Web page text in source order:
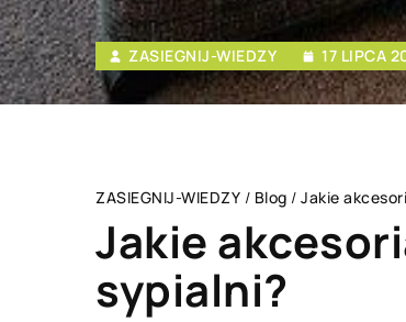
ZASIEGNIJ-WIEDZY 17 LIPCA
ZASIEGNIJ-WIEDZY / Blog / Jakie
Jakie
sypialni?